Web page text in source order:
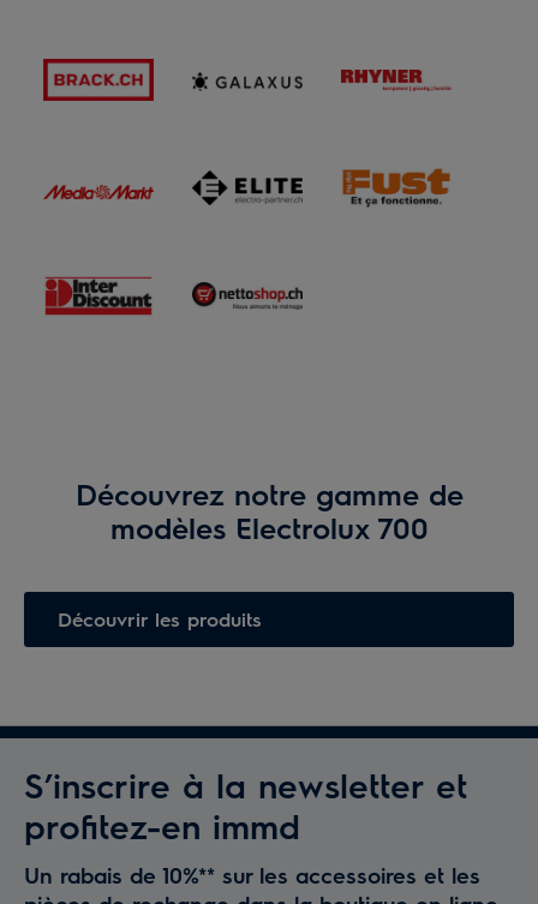
Découvrez notre gamme de
modèles Electrolux 700
Découvrir les produits
S’inscrire à la newsletter et
profitez-en immd
Un rabais de 10%** sur les accessoires et les